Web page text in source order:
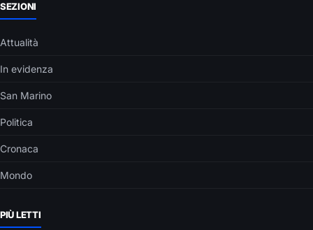
SEZIONI
Attualità
In evidenza
San Marino
Politica
Cronaca
Mondo
PIÙ LETTI